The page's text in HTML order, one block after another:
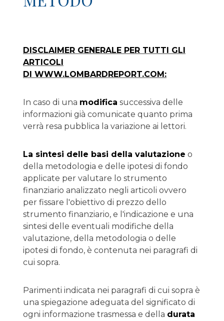
DISCLAIMER GENERALE PER TUTTI GLI
ARTICOLI
DI WWW.LOMBARDREPORT.COM:
In caso di una modifica successiva delle
informazioni già comunicate quanto prima
verrà resa pubblica la variazione ai lettori.
La sintesi delle basi della valutazione o
della metodologia e delle ipotesi di fondo
applicate per valutare lo strumento
finanziario analizzato negli articoli ovvero
per fissare l'obiettivo di prezzo dello
strumento finanziario, e l'indicazione e una
sintesi delle eventuali modifiche della
valutazione, della metodologia o delle
ipotesi di fondo, è contenuta nei paragrafi di
cui sopra.
Parimenti indicata nei paragrafi di cui sopra è
una spiegazione adeguata del significato di
ogni informazione trasmessa e della durata